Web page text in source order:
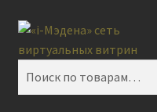
Перейти
к
Перейти
к
Поиск